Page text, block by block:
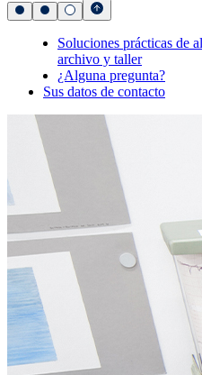
Soluciones prácticas de
archivo y taller
¿Alguna pregunta?
Sus datos de contacto